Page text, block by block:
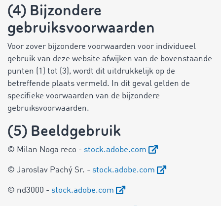
(4) Bijzondere
gebruiksvoorwaarden
Voor zover bijzondere voorwaarden voor individueel
gebruik van deze website afwijken van de bovenstaande
punten (1) tot (3), wordt dit uitdrukkelijk op de
betreffende plaats vermeld. In dit geval gelden de
specifieke voorwaarden van de bijzondere
gebruiksvoorwaarden.
(5) Beeldgebruik
© Milan Noga reco - stock.adobe.com
© Jaroslav Pachý Sr. - stock.adobe.com
© nd3000 - stock.adobe.com